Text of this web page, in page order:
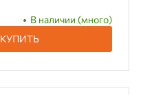
В наличии (много)
КУПИТЬ